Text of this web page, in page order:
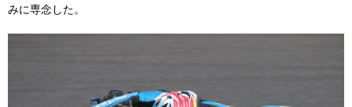
みに専念した。